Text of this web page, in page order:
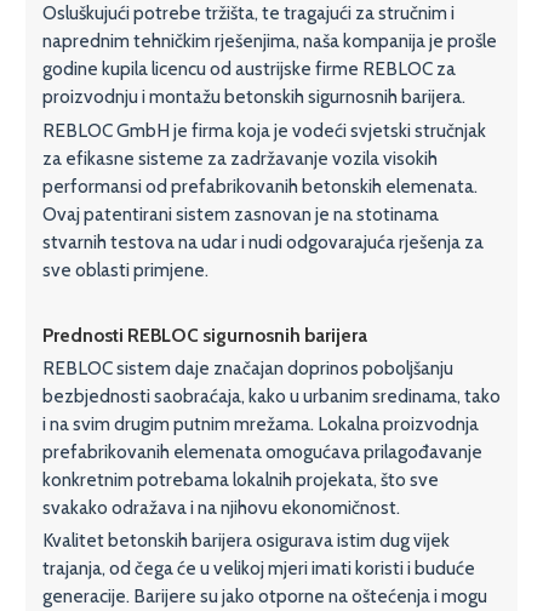
Osluškujući potrebe tržišta, te tragajući za stručnim i
naprednim tehničkim rješenjima, naša kompanija je prošle
godine kupila licencu od austrijske firme REBLOC za
proizvodnju i montažu betonskih sigurnosnih barijera.
REBLOC GmbH je firma koja je vodeći svjetski stručnjak
za efikasne sisteme za zadržavanje vozila visokih
performansi od prefabrikovanih betonskih elemenata.
Ovaj patentirani sistem zasnovan je na stotinama
stvarnih testova na udar i nudi odgovarajuća rješenja za
sve oblasti primjene.
Prednosti REBLOC sigurnosnih barijera
REBLOC sistem daje značajan doprinos poboljšanju
bezbjednosti saobraćaja, kako u urbanim sredinama, tako
i na svim drugim putnim mrežama. Lokalna proizvodnja
prefabrikovanih elemenata omogućava prilagođavanje
konkretnim potrebama lokalnih projekata, što sve
svakako odražava i na njihovu ekonomičnost.
Kvalitet betonskih barijera osigurava istim dug vijek
trajanja, od čega će u velikoj mjeri imati koristi i buduće
generacije. Barijere su jako otporne na oštećenja i mogu